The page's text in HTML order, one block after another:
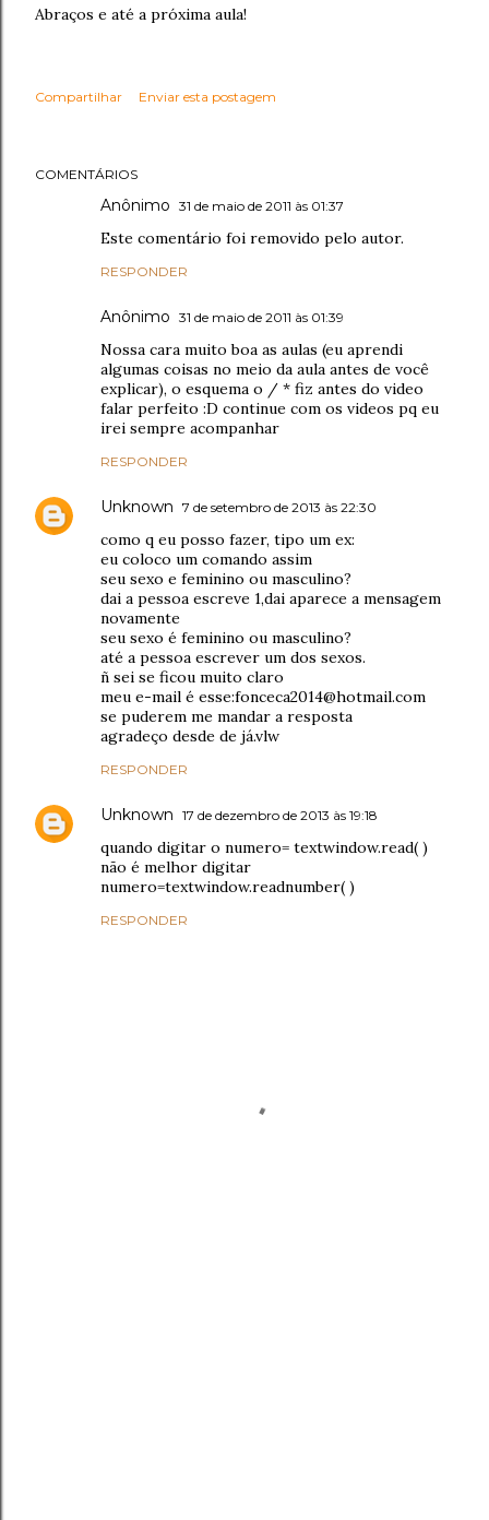
Abraços e até a próxima aula!
Compartilhar Enviar esta postagem
COMENTÁRIOS
Anônimo 31 de maio de 2011 às 01:37
Este comentário foi removido pelo autor.
RESPONDER
Anônimo 31 de maio de 2011 às 01:39
Nossa cara muito boa as aulas (eu aprendi
algumas coisas no meio da aula antes de você
explicar), o esquema o / * fiz antes do video
falar perfeito :D continue com os videos pq eu
irei sempre acompanhar
RESPONDER
Unknown 7 de setembro de 2013 às 22:30
como q eu posso fazer, tipo um ex:
eu coloco um comando assim
seu sexo e feminino ou masculino?
dai a pessoa escreve 1,dai aparece a mensagem
novamente
seu sexo é feminino ou masculino?
até a pessoa escrever um dos sexos.
ñ sei se ficou muito claro
meu e-mail é esse:fonceca2014@hotmail.com
se puderem me mandar a resposta
agradeço desde de já.vlw
RESPONDER
Unknown 17 de dezembro de 2013 às 19:18
quando digitar o numero= textwindow.read( )
não é melhor digitar
numero=textwindow.readnumber( )
RESPONDER